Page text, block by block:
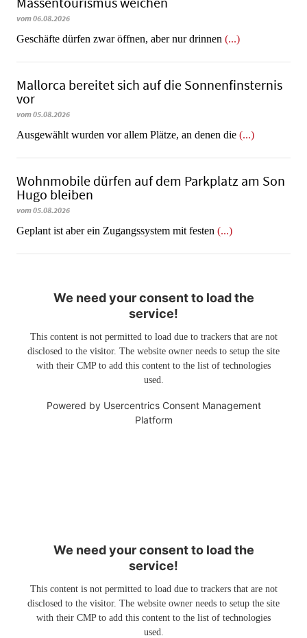
vom 06.08.2026
Geschäfte dürfen zwar öffnen, aber nur drinnen (...)
Mallorca bereitet sich auf die Sonnenfinsternis
vor
vom 05.08.2026
Ausgewählt wurden vor allem Plätze, an denen die (...)
Wohnmobile dürfen auf dem Parkplatz am Son
Hugo bleiben
vom 05.08.2026
Geplant ist aber ein Zugangssystem mit festen (...)
We need your consent to load the
service!
This content is not permitted to load due to trackers that are not
disclosed to the visitor. The website owner needs to setup the site
with their CMP to add this content to the list of technologies
used.
Powered by Usercentrics Consent Management
Platform
We need your consent to load the
service!
This content is not permitted to load due to trackers that are not
disclosed to the visitor. The website owner needs to setup the site
with their CMP to add this content to the list of technologies
used.